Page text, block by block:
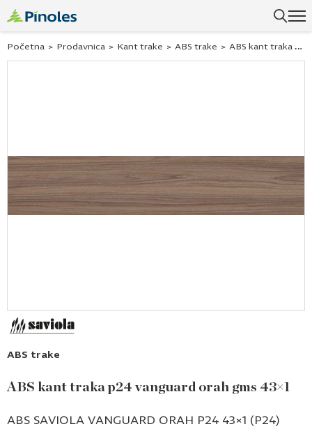
Početna > Prodavnica > Kant trake > ABS trake > ABS kant traka p24 vanguard orah gms 43×1
ABS trake
ABS kant traka p24 vanguard orah gms 43×1
ABS SAVIOLA VANGUARD ORAH P24 43×1 (P24)